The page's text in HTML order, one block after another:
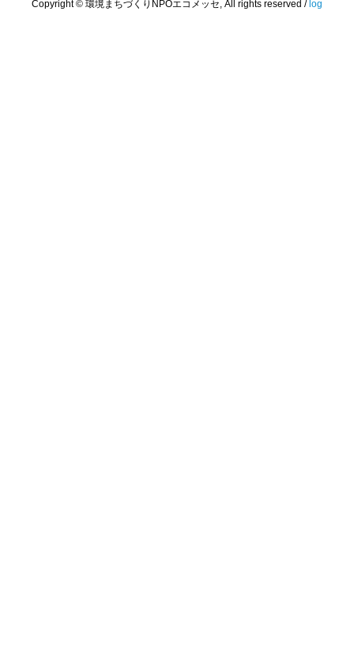
Copyright © 環境まちづくりNPOエコメッセ, All rights reserved / log